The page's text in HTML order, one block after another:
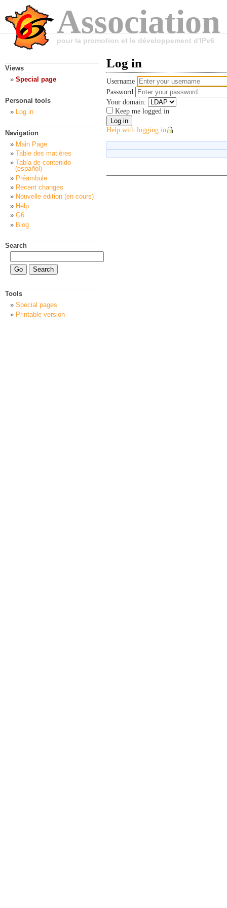
pour la promotion et le développement d'IPv6
Log in
Username
Password
Your domain:
Keep me logged in
Help with logging in
Views
Special page
Personal tools
Log in
Navigation
Main Page
Table des matières
Tabla de contenido
(español)
Préambule
Recent changes
Nouvelle édition (en cours)
Help
G6
Blog
Search
Tools
Special pages
Printable version